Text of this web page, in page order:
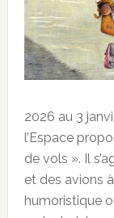
2026 au 3
l’Espace
de vols ». Il
et des avions
humoristique